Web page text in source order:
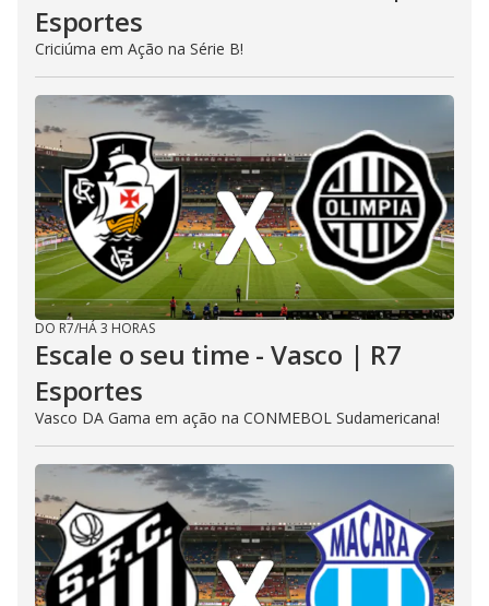
Esportes
Criciúma em Ação na Série B!
DO R7/HÁ 3 HORAS
Escale o seu time - Vasco | R7
Esportes
Vasco DA Gama em ação na CONMEBOL Sudamericana!